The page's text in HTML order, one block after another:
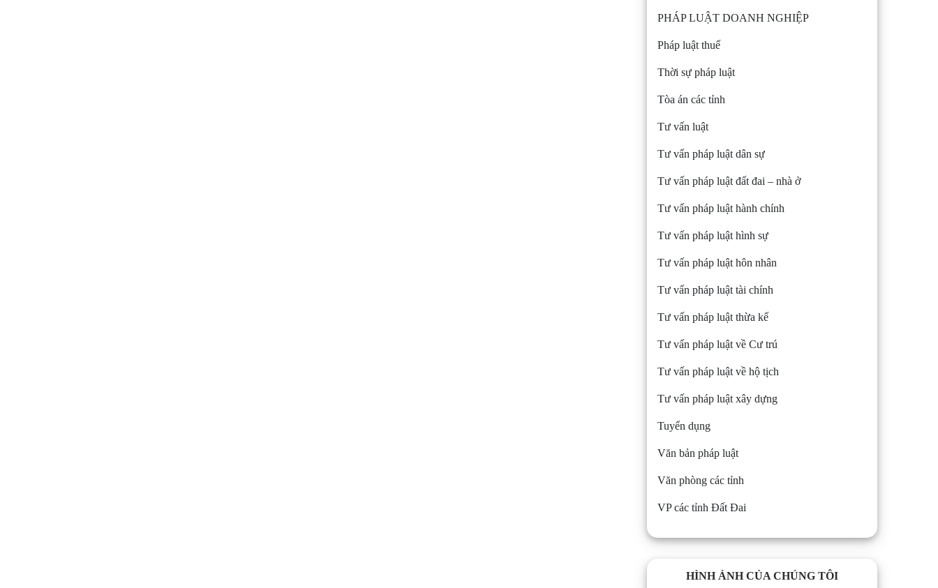
PHÁP LUẬT DOANH NGHIỆP
Pháp luật thuế
Thời sự pháp luật
Tòa án các tỉnh
Tư vấn luật
Tư vấn pháp luật dân sự
Tư vấn pháp luật đất đai – nhà ở
Tư vấn pháp luật hành chính
Tư vấn pháp luật hình sự
Tư vấn pháp luật hôn nhân
Tư vấn pháp luật tài chính
Tư vấn pháp luật thừa kế
Tư vấn pháp luật về Cư trú
Tư vấn pháp luật về hộ tịch
Tư vấn pháp luật xây dựng
Tuyển dụng
Văn bản pháp luật
Văn phòng các tỉnh
VP các tỉnh Đất Đai
HÌNH ẢNH CỦA CHÚNG TÔI